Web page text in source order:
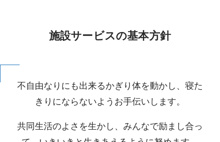
施設サービスの基本方針
不自由なりにも出来るかぎり体を動かし、寝た
きりにならないようお手伝いします。
共同生活のよさを生かし、みんなで励まし合っ